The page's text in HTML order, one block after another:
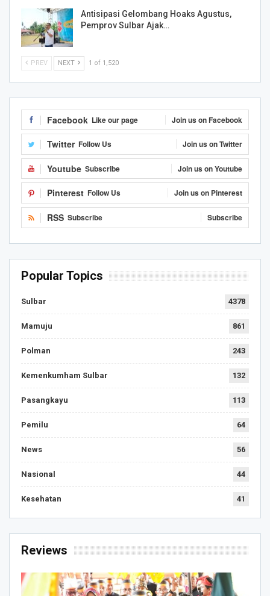
Antisipasi Gelombang Hoaks Agustus,
Pemprov Sulbar Ajak…
PREV NEXT 1 of 1,520
Facebook Like our page Join us on Facebook
Twitter Follow Us Join us on Twitter
Youtube Subscribe Join us on Youtube
Pinterest Follow Us Join us on Pinterest
RSS Subscribe Subscribe
Popular Topics
Sulbar 4378
Mamuju 861
Polman 243
Kemenkumham Sulbar 132
Pasangkayu 113
Pemilu 64
News 56
Nasional 44
Kesehatan 41
Reviews